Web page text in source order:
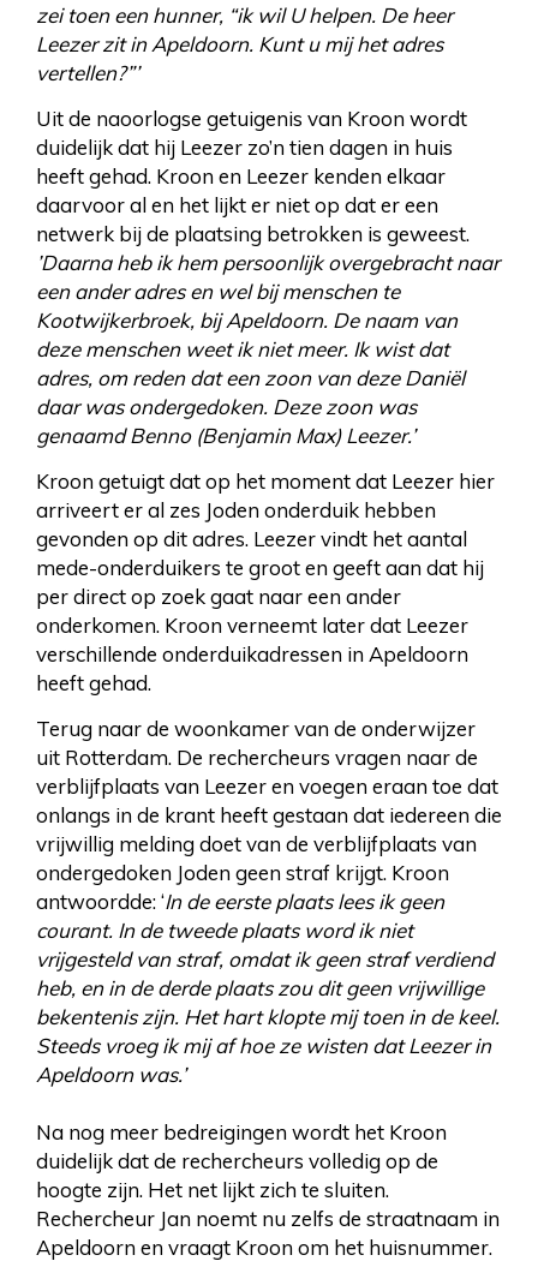
zei toen een hunner, “ik wil U helpen. De heer
Leezer zit in Apeldoorn. Kunt u mij het adres
vertellen?”’
Uit de naoorlogse getuigenis van Kroon wordt
duidelijk dat hij Leezer zo’n tien dagen in huis
heeft gehad. Kroon en Leezer kenden elkaar
daarvoor al en het lijkt er niet op dat er een
netwerk bij de plaatsing betrokken is geweest.
’Daarna heb ik hem persoonlijk overgebracht naar
een ander adres en wel bij menschen te
Kootwijkerbroek, bij Apeldoorn. De naam van
deze menschen weet ik niet meer. Ik wist dat
adres, om reden dat een zoon van deze Daniël
daar was ondergedoken. Deze zoon was
genaamd Benno (Benjamin Max) Leezer.’
Kroon getuigt dat op het moment dat Leezer hier
arriveert er al zes Joden onderduik hebben
gevonden op dit adres. Leezer vindt het aantal
mede-onderduikers te groot en geeft aan dat hij
per direct op zoek gaat naar een ander
onderkomen. Kroon verneemt later dat Leezer
verschillende onderduikadressen in Apeldoorn
heeft gehad.
Terug naar de woonkamer van de onderwijzer
uit Rotterdam. De rechercheurs vragen naar de
verblijfplaats van Leezer en voegen eraan toe dat
onlangs in de krant heeft gestaan dat iedereen die
vrijwillig melding doet van de verblijfplaats van
ondergedoken Joden geen straf krijgt. Kroon
antwoordde: ‘In de eerste plaats lees ik geen
courant. In de tweede plaats word ik niet
vrijgesteld van straf, omdat ik geen straf verdiend
heb, en in de derde plaats zou dit geen vrijwillige
bekentenis zijn. Het hart klopte mij toen in de keel.
Steeds vroeg ik mij af hoe ze wisten dat Leezer in
Apeldoorn was.’
Na nog meer bedreigingen wordt het Kroon
duidelijk dat de rechercheurs volledig op de
hoogte zijn. Het net lijkt zich te sluiten.
Rechercheur Jan noemt nu zelfs de straatnaam in
Apeldoorn en vraagt Kroon om het huisnummer.